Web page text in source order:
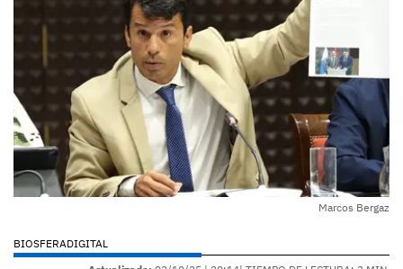
Marcos Bergaz
BIOSFERADIGITAL